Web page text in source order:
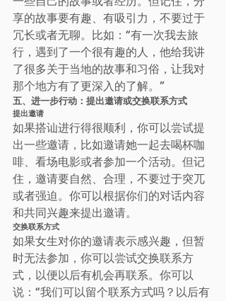
享的故事要有趣、有吸引力，不要过于
冗长或者无聊。比如：“有一次我去旅
行，遇到了一个很有趣的人，他给我讲
了很多关于当地的故事和习俗，让我对
那个地方有了更深入的了解。”
五、进一步行动：提出邀请或交换联系方式
提出邀请
如果搭讪进行得很顺利，你可以尝试提
出一些邀请，比如邀请她一起去喝杯咖
啡、看场电影或者参加一个活动。但记
住，邀请要自然、合理，不要过于突兀
或者强迫。你可以根据你们的对话内容
和共同兴趣来提出邀请。
交换联系方式
如果女生对你的邀请表示感兴趣，但暂
时无法参加，你可以尝试交换联系方
式，以便以后有机会再联系。你可以
说：“我们可以留个联系方式吗？以后有